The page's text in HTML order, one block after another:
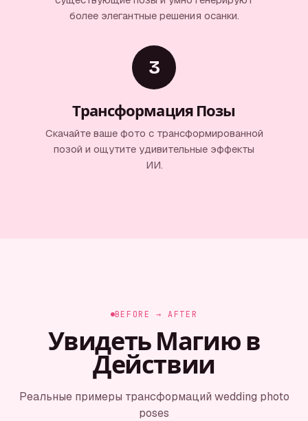
более элегантные решения осанки.
3
Трансформация Позы
Скачайте ваше фото с трансформированной
позой и ощутите удивительные эффекты
ИИ.
BEFORE → AFTER
Увидеть Магию в
Действии
Реальные примеры трансформаций wedding photo
poses